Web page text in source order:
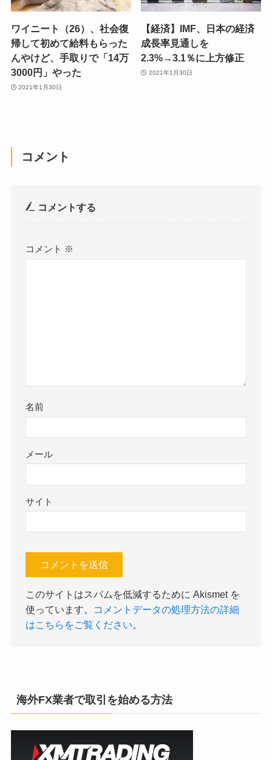
ワイニート（26）、社会復
帰して初めて給料もらった
んやけど、手取りで「14万
3000円」やった
2021年1月30日
【経済】IMF、日本の経済
成長率見通しを
2.3%→3.1％に上方修正
2021年1月30日
コメント
コメントする
コメント ※
名前
メール
サイト
このサイトはスパムを低減するために Akismet を
使っています。
コメントデータの処理方法の詳細
はこちらをご覧ください。
海外FX業者で取引を始める方法